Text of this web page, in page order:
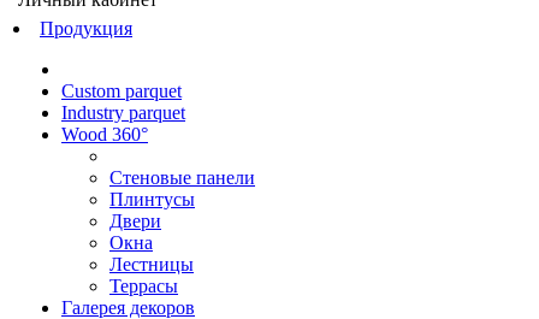
Продукция
Custom parquet
Industry parquet
Wood 360°
Стеновые панели
Плинтусы
Двери
Окна
Лестницы
Террасы
Галерея декоров